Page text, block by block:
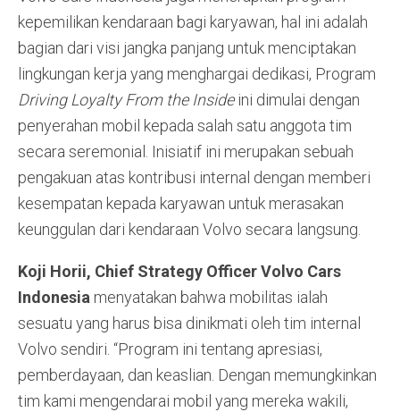
kepemilikan kendaraan bagi karyawan, hal ini adalah
bagian dari visi jangka panjang untuk menciptakan
lingkungan kerja yang menghargai dedikasi, Program
Driving Loyalty From the Insideini dimulai dengan
penyerahan mobil kepada salah satu anggota tim
secara seremonial. Inisiatif ini merupakan sebuah
pengakuan atas kontribusi internal dengan memberi
kesempatan kepada karyawan untuk merasakan
keunggulan dari kendaraan Volvo secara langsung.
Koji Horii, Chief Strategy OfficerVolvo Cars
Indonesia menyatakan bahwa mobilitas ialah
sesuatu yang harus bisa dinikmati oleh tim internal
Volvo sendiri. “Program ini tentang apresiasi,
pemberdayaan, dan keaslian. Dengan memungkinkan
tim kami mengendarai mobil yang mereka wakili,